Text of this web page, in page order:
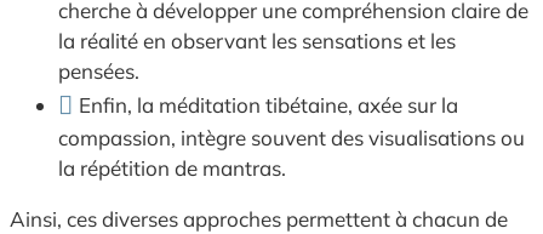
cherche à développer une compréhension claire de
la réalité en observant les sensations et les
pensées.
Enfin, la méditation tibétaine, axée sur la
compassion, intègre souvent des visualisations ou
la répétition de mantras.
Ainsi, ces diverses approches permettent à chacun de